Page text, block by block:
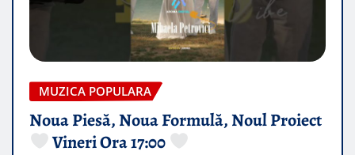
MUZICA POPULARA
Noua Piesă, Noua Formulă, Noul Proiect
Vineri Ora 17:00